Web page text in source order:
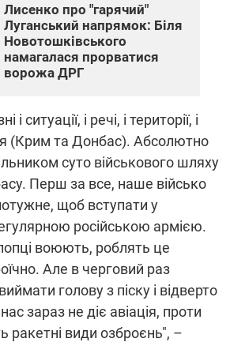
Лисенко про "гарячий"
Луганський напрямок: Біля
Новотошківського
намагалася прорватися
ворожа ДРГ
ситуації, і речі, і території, і
(Крим та Донбас). Абсолютно
суто військового шляху
Перш за все, наше військо
щоб вступати у
російською армією.
воюють, роблять це
Але в черговий раз
голову з піску і відверто
зараз не діє авіація, проти
ракетні види озброєнь", –